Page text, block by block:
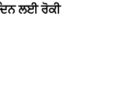
ਲਈ ਰੋਕੀ